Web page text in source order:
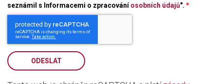
seznámil s Informacemi o zpracováníosobních údajů". *
ODESLAT